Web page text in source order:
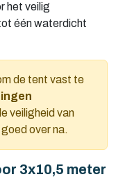
het veilig
één waterdicht
de tent vast te
veiligheid van
over na.
3x10,5 meter